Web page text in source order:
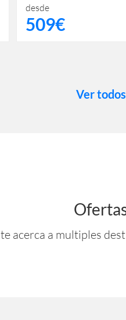
desde
509€
Ver
te acerca a multiples